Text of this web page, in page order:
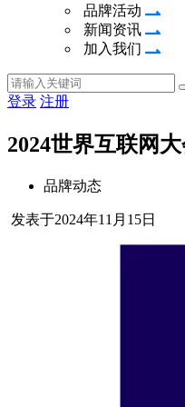
品牌活动
新闻资讯
加入我们
登录 注册
2024世界互联网
品牌动态
发表于2024年11月15日